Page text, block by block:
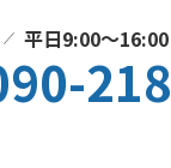
平日9:00〜16:00
218